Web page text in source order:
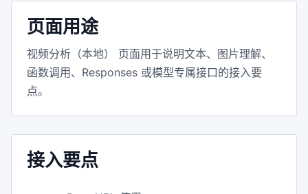
页面用途
视频分析（本地） 页面用于说明文本、图片理解、
函数调用、Responses 或模型专属接口的接入要
点。
接入要点